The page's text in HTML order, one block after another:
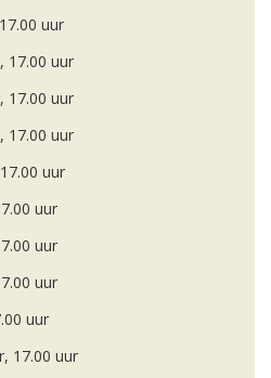
uur
17.00 uur
17.00 uur
17.00 uur
uur
uur
uur
uur
uur
17.00 uur